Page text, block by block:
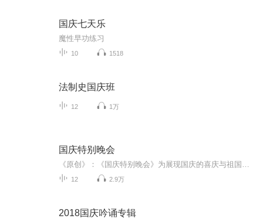
国庆七天乐
魔性早功练习
10 1518
法制史国庆班
12 1万
国庆特别晚会
12 2.9万
2018国庆吟诵专辑